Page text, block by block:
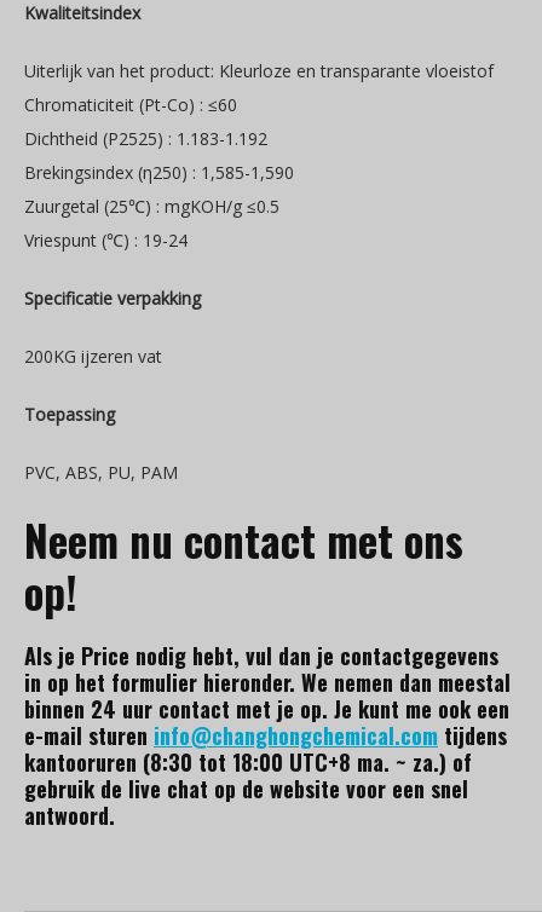
Kwaliteitsindex
Uiterlijk van het product: Kleurloze en transparante vloeistof
Chromaticiteit (Pt-Co) : ≤60
Dichtheid (P2525) : 1.183-1.192
Brekingsindex (η250) : 1,585-1,590
Zuurgetal (25℃) : mgKOH/g ≤0.5
Vriespunt (℃) : 19-24
Specificatie verpakking
200KG ijzeren vat
Toepassing
PVC, ABS, PU, PAM
Neem nu contact met ons
op!
Als je Price nodig hebt, vul dan je contactgegevens
in op het formulier hieronder. We nemen dan meestal
binnen 24 uur contact met je op. Je kunt me ook een
e-mail sturen info@changhongchemical.com tijdens
kantooruren (8:30 tot 18:00 UTC+8 ma. ~ za.) of
gebruik de live chat op de website voor een snel
antwoord.